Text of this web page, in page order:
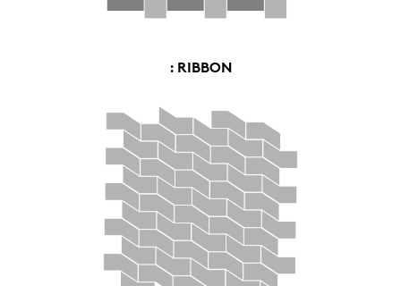
: RIBBON